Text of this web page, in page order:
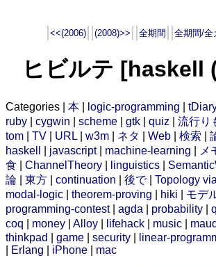
<<(2006) (2008)>> 全期間 全期間/全
ヒビルテ [haskell
Categories | 本 logic-programming
ruby
cygwin scheme gtk quiz 流行り
tom
TV URL w3m ネタ Web 検索
haskell
javascript| machine-learning メ
食
ChannelTheory linguistics
論
東方 continuation 後で| Topology
modal-logic
theorem-proving hiki モデ
programming-contest| agda probability
coq
money Alloy lifehack music
thinkpad
game security linear-
Erlang iPhone mac